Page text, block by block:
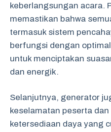
keberlangsungan acara.
memastikan bahwa
termasuk sistem
berfungsi dengan
untuk menciptakan
dan energik.
Selanjutnya, generator
keselamatan peserta
ketersediaan daya yang